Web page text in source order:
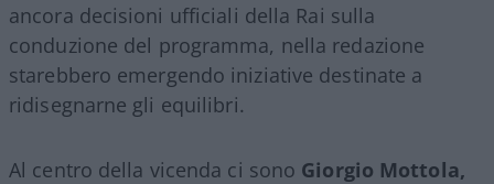
ancora decisioni ufficiali della Rai sulla
conduzione del programma, nella redazione
starebbero emergendo iniziative destinate a
ridisegnarne gli equilibri.
Al centro della vicenda ci sono Giorgio Mottola,